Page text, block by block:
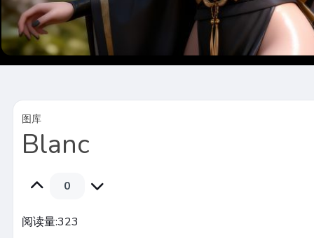
图库
Blanc
0
阅读量:323